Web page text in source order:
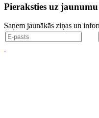
Pieraksties uz
Saņem jaunākās ziņas un